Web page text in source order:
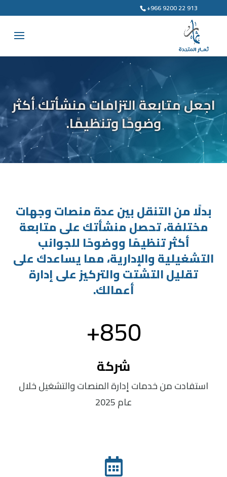
+966 9200 22 913
اجعل متابعة التزامات منشأتك أكثر
وضوحًا وتنظيمًا.
بدلًا من التنقل بين عدة منصات وجهات
مختلفة، تحصل منشأتك على متابعة
أكثر تنظيمًا ووضوحًا للجوانب
التشغيلية والإدارية، مما يساعدك على
تقليل التشتت والتركيز على إدارة
أعمالك.
850+
شركة
استفادت من خدمات إدارة المنصات والتشغيل خلال
عام 2025
